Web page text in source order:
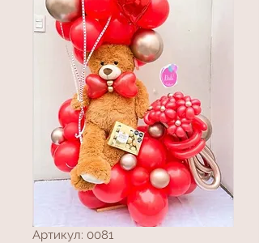
Артикул: 0081